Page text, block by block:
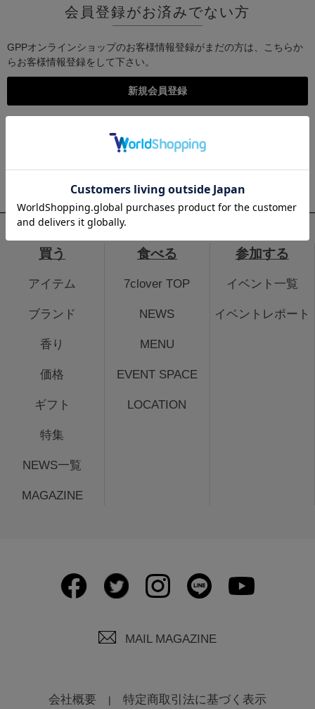
会員登録がお済みでない方
GPPオンラインショップのお客様情報登録がまだの方は、こちらか
らお客様情報登録をして下さい。
こちらは個人様向けのページとなります。法人のお客様のログイ
法人のお客さまはこちら
買う
アイテム
ブランド
香り
価格
ギフト
特集
NEWS一覧
MAGAZINE
食べる
7clover TOP
NEWS
MENU
EVENT SPACE
LOCATION
参加する
イベント一覧
イベントレポート
MAIL MAGAZINE
会社概要 特定商取引法に基づく表示